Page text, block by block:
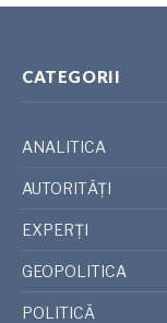
CATEGORII
ANALITICA
AUTORITĂȚI
EXPERȚI
GEOPOLITICA
POLITICĂ